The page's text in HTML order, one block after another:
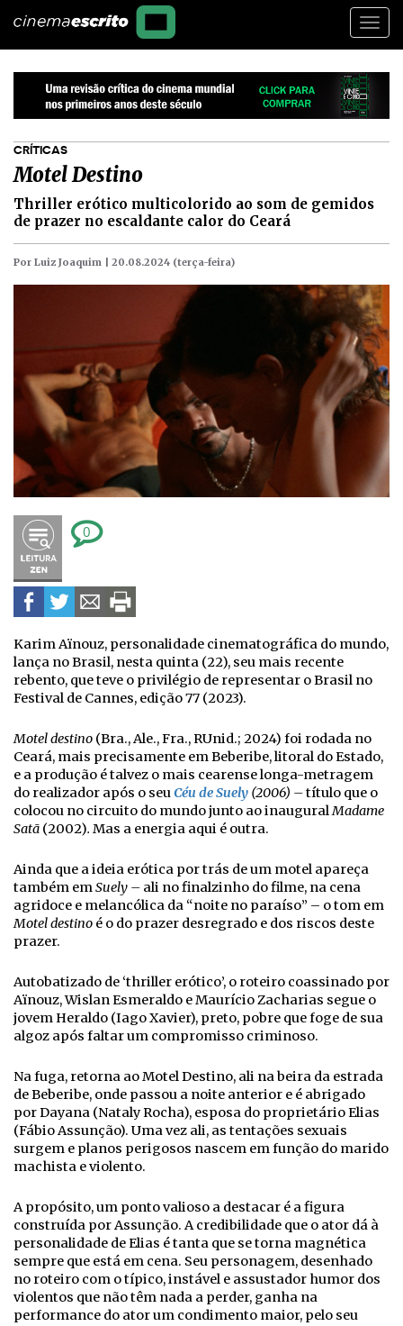
CRÍTICAS
Motel Destino
Thriller erótico multicolorido ao som de gemidos
de prazer no escaldante calor do Ceará
Por Luiz Joaquim | 20.08.2024 (terça-feira)
0
Karim Aïnouz, personalidade cinematográfica do mundo,
lança no Brasil, nesta quinta (22), seu mais recente
rebento, que teve o privilégio de representar o Brasil no
Festival de Cannes, edição 77 (2023).
Motel destino (Bra., Ale., Fra., RUnid.; 2024) foi rodada no
Ceará, mais precisamente em Beberibe, litoral do Estado,
e a produção é talvez o mais cearense longa-metragem
do realizador após o seuCéu de Suely (2006) –título que o
colocou no circuito do mundo junto ao inauguralMadame
Satã (2002). Mas a energia aqui é outra.
Ainda que a ideia erótica por trás de um motel apareça
também emSuely – ali no finalzinho do filme, na cena
agridoce e melancólica da “noite no paraíso” – o tom em
Motel destino é o do prazer desregrado e dos riscos deste
prazer.
Autobatizado de ‘thriller erótico’, o roteiro coassinado por
Aïnouz, Wislan Esmeraldo e Maurício Zacharias segue o
jovem Heraldo (Iago Xavier), preto, pobre que foge de sua
algoz após faltar um compromisso criminoso.
Na fuga, retorna ao Motel Destino, ali na beira da estrada
de Beberibe, onde passou a noite anterior e é abrigado
por Dayana (Nataly Rocha), esposa do proprietário Elias
(Fábio Assunção). Uma vez ali, as tentações sexuais
surgem e planos perigosos nascem em função do marido
machista e violento.
A propósito, um ponto valioso a destacar é a figura
construída por Assunção. A credibilidade que o ator dá à
personalidade de Elias é tanta que se torna magnética
sempre que está em cena. Seu personagem, desenhado
no roteiro com o típico, instável e assustador humor dos
violentos que não têm nada a perder, ganha na
performance do ator um condimento maior, pelo seu